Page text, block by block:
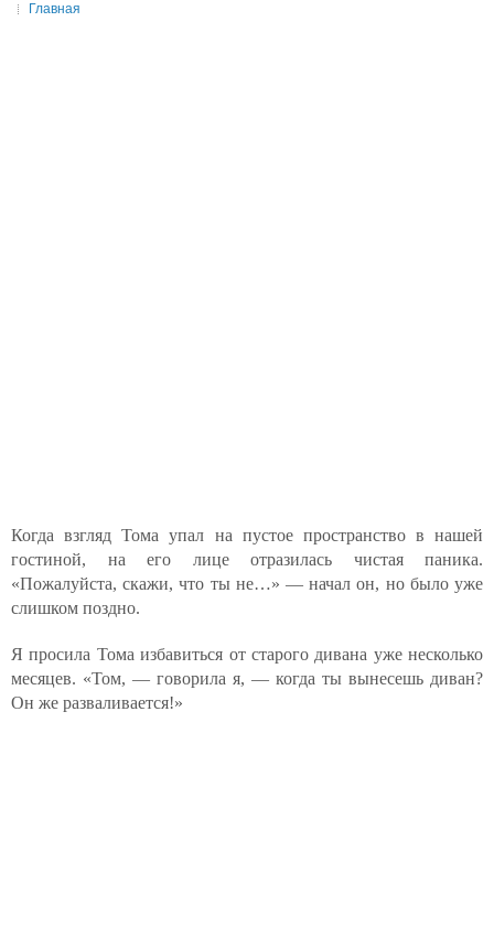
Главная
Когда взгляд Тома упал на пустое пространство в нашей
гостиной, на его лице отразилась чистая паника.
«Пожалуйста, скажи, что ты не…» — начал он, но было уже
слишком поздно.
Я просила Тома избавиться от старого дивана уже несколько
месяцев. «Том, — говорила я, — когда ты вынесешь диван?
Он же разваливается!»